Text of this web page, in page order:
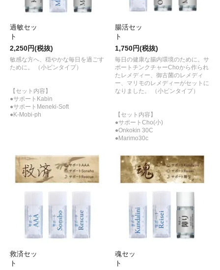
過敏セッ
2,250円(税抜)
敏感な方へ、穏やかな毎日を過ごす
ために。 （小ビンタイプ）
【セット内容】
●サポートKabin
●サポートMeneki-Soft
●K-Mobi-ph
腸活セッ
1,750円(税抜)
毎日の健康な腸内環境のために。サ
ポートチンクチャーChoから作られ
たレメディー、御古菌のレメディ
ー、マリモのレメディーがセットに
なりました。 （小ビンタイプ）
【セット内容】
●サポートCho(小)
●Onkokin 30C
●Marimo30c
救済セッ
魂セッ